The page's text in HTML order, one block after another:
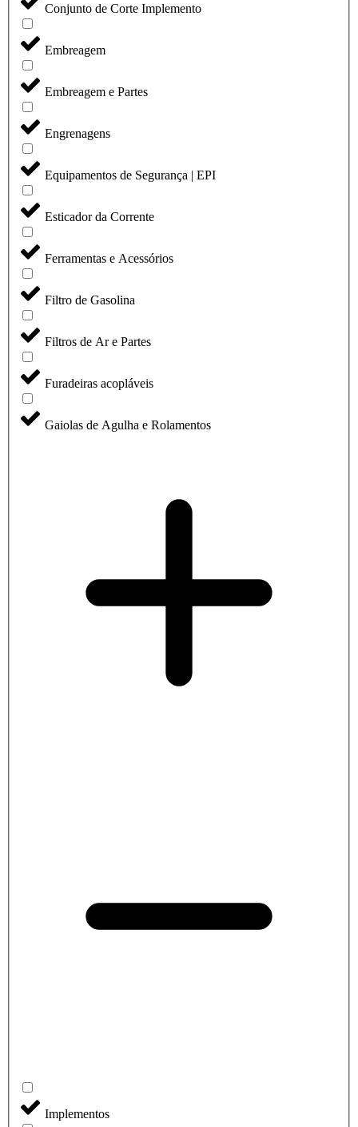
Conjunto de Corte Implemento
Embreagem
Embreagem e Partes
Engrenagens
Equipamentos de Segurança | EPI
Esticador da Corrente
Ferramentas e Acessórios
Filtro de Gasolina
Filtros de Ar e Partes
Furadeiras acopláveis
Gaiolas de Agulha e Rolamentos
Implementos